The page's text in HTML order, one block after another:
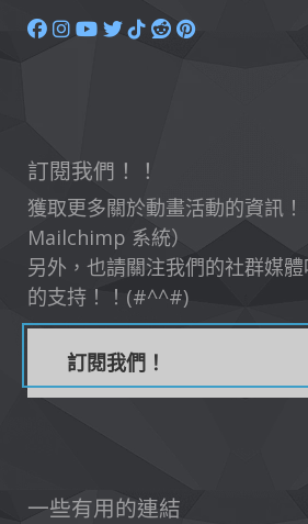
訂閱我們！！
獲取更多關於動畫活動的資訊
Mailchimp 系統）
另外，也請關注我們的社群媒
的支持！！(#^^#)
訂閱我們！
一些有用的連結